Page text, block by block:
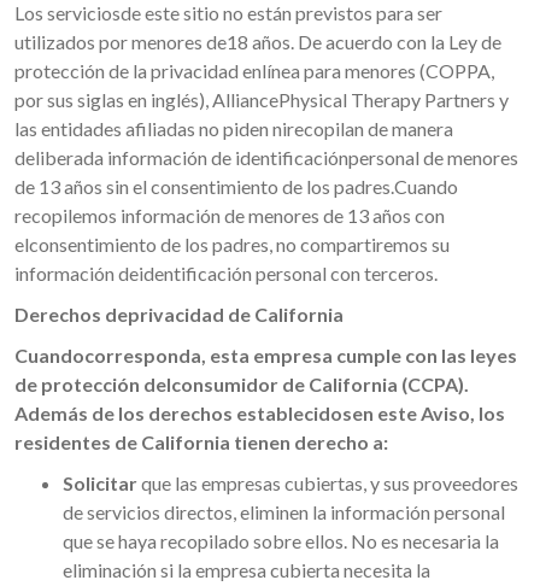
Los serviciosde este sitio no están previstos para ser
utilizados por menores de18 años. De acuerdo con la Ley de
protección de la privacidad enlínea para menores (COPPA,
por sus siglas en inglés), AlliancePhysical Therapy Partners y
las entidades afiliadas no piden nirecopilan de manera
deliberada información de identificaciónpersonal de menores
de 13 años sin el consentimiento de los padres.Cuando
recopilemos información de menores de 13 años con
elconsentimiento de los padres, no compartiremos su
información deidentificación personal con terceros.
Derechos deprivacidad de California
Cuandocorresponda, esta empresa cumple con las leyes
de protección delconsumidor de California (CCPA).
Además de los derechos establecidosen este Aviso, los
residentes de California tienen derecho a:
Solicitarque las empresas cubiertas, y sus proveedores
de servicios directos, eliminen la información personal
que se haya recopilado sobre ellos. No es necesaria la
eliminación si la empresa cubierta necesita la